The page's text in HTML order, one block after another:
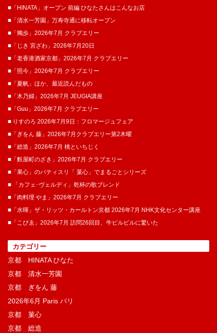
■「HINATA」オープン 前編 ひなたさんはこんなお店
■「清水一芳園」万寿寺通に移転オープン
■「獨歩」2026年7月 クラブエリー
■「じき 宮ざわ」2026年7月20日
■「老香港酒家京都」2026年7月 クラブエリー
■「照今」2026年7月 クラブエリー
■「夏帆」ほか、最近読んだもの
■「木乃婦」2026年7月 JEUGIA講座
■「Guu」2026年7月 クラブエリー
■ りすのろ 2026年7月9日：フロマージュフェア
■「ぎをん 藤」2026年7月クラブエリー第2木曜
■「総造」2026年7月 桃といちじく
■「麩屋町のざき」2026年7月 クラブエリー
■「果心」のパティスリ「 菓​心」でまるごとシリーズ
■ 「カフェ･ヴェルディ」乾杯の歌ブレンド
■「肉料理 やま」2026年7月 クラブエリー
■「水暉」ザ・リッツ・カールトン京都 2026年7月 NHK文化センター講座
■「こぴゑ」2026年7月 訪問26回目、牛ピルピルに驚いた
カテゴリー
京都 HINATA ひなた
京都 清水一芳園
京都 ぎをん 藤
2026年6月 Paris パリ
京都 菓​心
京都 総造